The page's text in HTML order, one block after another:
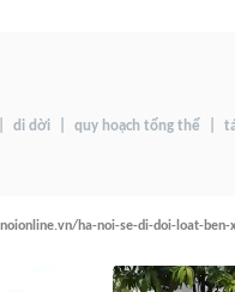
di dời quy hoạch tổng thể
ha-noi-se-di-doi-loat-